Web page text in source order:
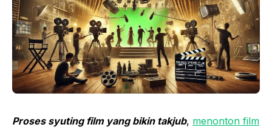
Proses syuting film yang bikin takjub, menonton film